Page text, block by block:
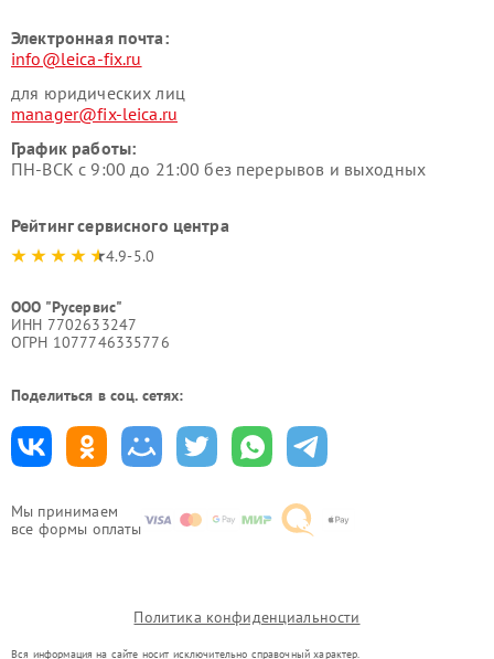
Мы принимаем
все формы оплаты
Электронная почта:
info@leica-fix.ru
для юридических лиц
manager@fix-leica.ru
График работы:
ПН-ВСК с 9:00 до 21:00 без перерывов и выходных
Рейтинг сервисного центра
4.9-5.0
ООО "Русервис"
ИНН 7702633247
ОГРН 1077746335776
Поделиться в соц. сетях:
Политика конфиденциальности
Вся информация на сайте носит исключительно справочный характер.